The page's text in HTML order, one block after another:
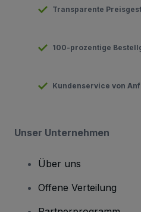
Transparente
100-prozentige
Kundenservice von
Unser Unternehmen
Über uns
Offene Verteilung